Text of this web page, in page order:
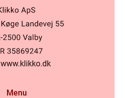
www.klikko.dk
Menu